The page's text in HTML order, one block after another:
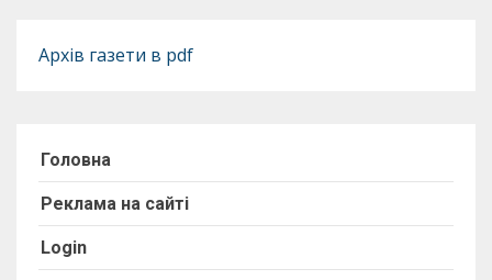
Архів газети в pdf
Головна
Реклама на сайті
Login